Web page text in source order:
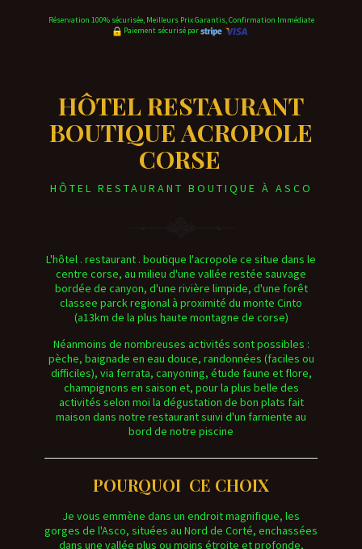
Réservation 100% sécurisée, Meilleurs Prix Garantis, Confirmation Immédiate
Paiement sécurisé par
HÔTEL RESTAURANT
BOUTIQUE ACROPOLE
CORSE
HÔTEL RESTAURANT BOUTIQUE À ASCO
L'hôtel . restaurant . boutique l'acropole ce situe dans le
centre corse, au milieu d'une vallée restée sauvage
bordée de canyon, d'une rivière limpide, d'une forêt
classee parck regional à proximité du monte Cinto
(a13km de la plus haute montagne de corse)
Néanmoins de nombreuses activités sont possibles :
pèche, baignade en eau douce, randonnées (faciles ou
difficiles), via ferrata, canyoning, étude faune et flore,
champignons en saison et, pour la plus belle des
activités selon moi la dégustation de bon plats fait
maison dans notre restaurant suivi d'un farniente au
bord de notre piscine
POURQUOI CE CHOIX
Je vous emmène dans un endroit magnifique, les
gorges de l'Asco, situées au Nord de Corté, enchassées
dans une vallée plus ou moins étroite et profonde,